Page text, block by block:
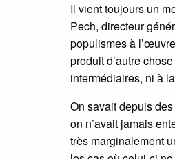
Il vient toujours un
Pech, directeur
populismes à
produit d’autre
intermédiaires, ni à
On savait depuis
on n’avait jamais
très marginalement